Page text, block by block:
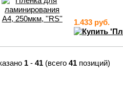
1.433 руб.
1 -41 (всего41 позиций)